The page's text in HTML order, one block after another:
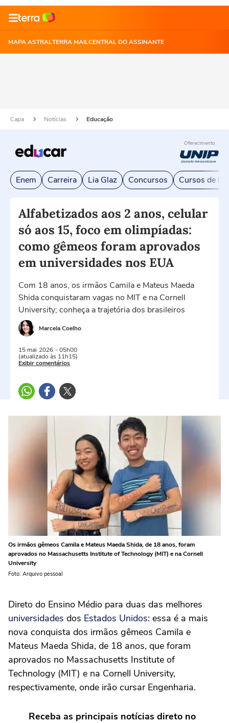
MAPA ASTRALTERRA MAILCENTRAL DO ASSINANTE
Capa Notícias Educação
Oferecimento
Enem Carreira Lia Glaz Concursos Cursos de
Alfabetizados aos 2 anos, celular
só aos 15, foco em olimpíadas:
como gêmeos foram aprovados
em universidades nos EUA
Com 18 anos, os irmãos Camila e Mateus Maeda
Shida conquistaram vagas no MIT e na Cornell
University; conheça a trajetória dos brasileiros
Marcela Coelho
15 mai 2026 - 05h00
(atualizado às 11h15)
Exibir comentários
Os irmãos gêmeos Camila e Mateus Maeda Shida, de 18 anos, foram
aprovados no Massachusetts Institute of Technology (MIT) e na Cornell
University
Foto: Arquivo pessoal
Direto do Ensino Médio para duas das melhores
universidades dos Estados Unidos: essa é a mais
nova conquista dos irmãos gêmeos Camila e
Mateus Maeda Shida, de 18 anos, que foram
aprovados no Massachusetts Institute of
Technology (MIT) e na Cornell University,
respectivamente, onde irão cursar Engenharia.
Receba as principais notícias direto no